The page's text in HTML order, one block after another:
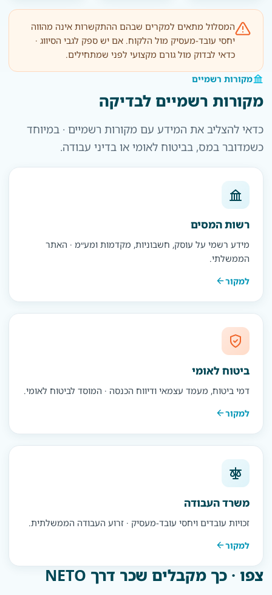
המסלול מתאים למקרים שבהם ההתקשרות אינה מהווה
יחסי עובד-מעסיק מול הלקוח. אם יש ספק לגבי הסיווג ·
כדאי לבדוק מול גורם מקצועי לפני שמתחילים.
מקורות רשמיים
מקורות רשמיים לבדיקה
כדאי להצליב את המידע עם מקורות רשמיים · במיוחד
כשמדובר במס, בביטוח לאומי או בדיני עבודה.
רשות המסים
מידע רשמי על עוסק, חשבוניות, מקדמות ומע״מ · האתר
הממשלתי.
למקור
ביטוח לאומי
דמי ביטוח, מעמד עצמאי ודיווח הכנסה · המוסד לביטוח לאומי.
למקור
משרד העבודה
זכויות עובדים ויחסי עובד-מעסיק · זרוע העבודה הממשלתית.
למקור
צפו · כך מקבלים שכר דרך NETO